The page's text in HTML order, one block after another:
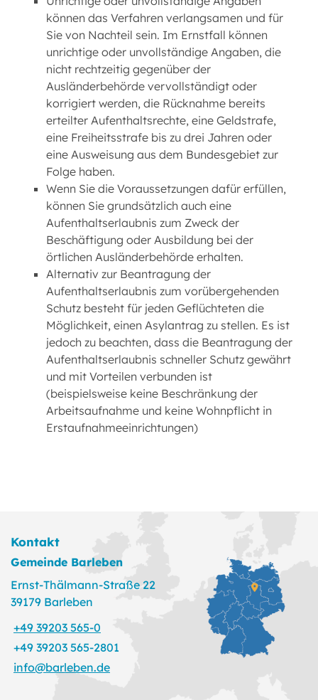
können das Verfahren verlangsamen und für
Sie von Nachteil sein. Im Ernstfall können
unrichtige oder unvollständige Angaben, die
nicht rechtzeitig gegenüber der
Ausländerbehörde vervollständigt oder
korrigiert werden, die Rücknahme bereits
erteilter Aufenthaltsrechte, eine Geldstrafe,
eine Freiheitsstrafe bis zu drei Jahren oder
eine Ausweisung aus dem Bundesgebiet zur
Folge haben.
Wenn Sie die Voraussetzungen dafür erfüllen,
können Sie grundsätzlich auch eine
Aufenthaltserlaubnis zum Zweck der
Beschäftigung oder Ausbildung bei der
örtlichen Ausländerbehörde erhalten.
Alternativ zur Beantragung der
Aufenthaltserlaubnis zum vorübergehenden
Schutz besteht für jeden Geflüchteten die
Möglichkeit, einen Asylantrag zu stellen. Es ist
jedoch zu beachten, dass die Beantragung der
Aufenthaltserlaubnis schneller Schutz gewährt
und mit Vorteilen verbunden ist
(beispielsweise keine Beschränkung der
Arbeitsaufnahme und keine Wohnpflicht in
Erstaufnahmeeinrichtungen)
Kontakt
Gemeinde Barleben
Ernst-Thälmann-Straße 22
39179 Barleben
+49 39203 565-0
+49 39203 565-2801
info@barleben.de